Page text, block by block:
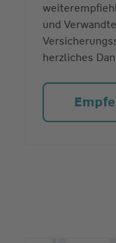
und
herzliches